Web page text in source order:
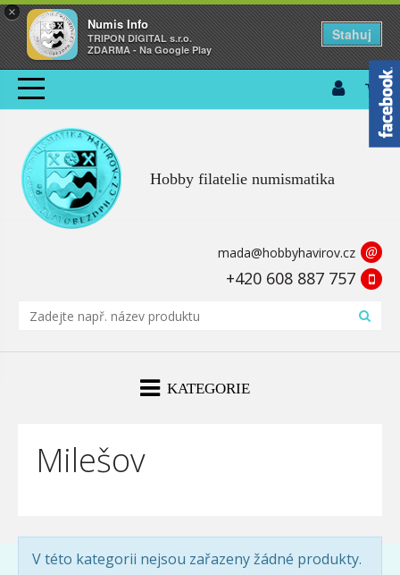
×
Numis Info
TRIPON DIGITAL s.r.o.
ZDARMA - Na Google Play
Stahuj
Hobby filatelie numismatika
mada@hobbyhavirov.cz @
+420 608 887 757
KATEGORIE
Milešov
V této kategorii nejsou zařazeny žádné produkty.